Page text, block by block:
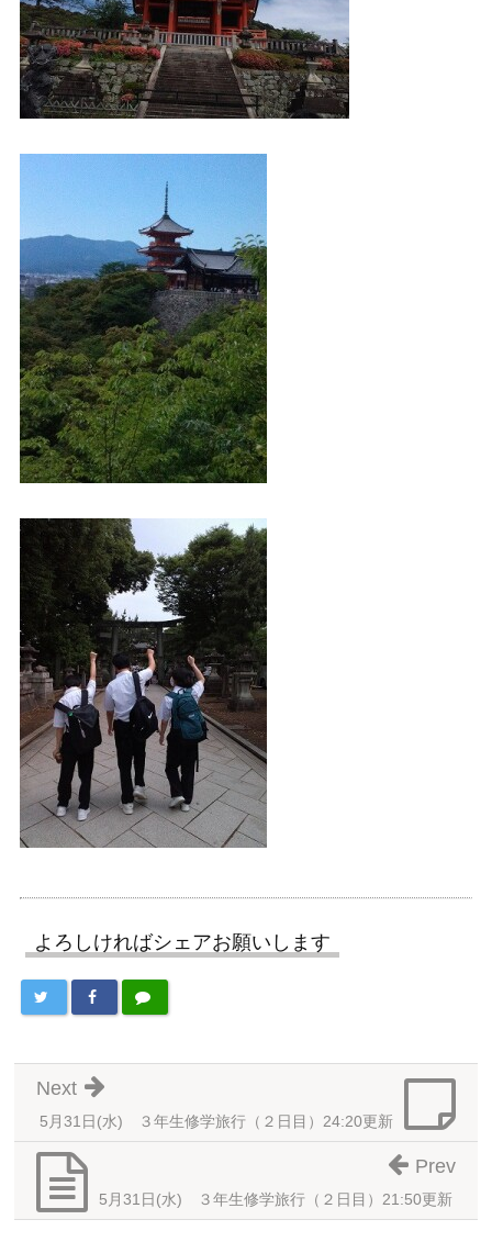
よろしければシェアお願いします
5月31日(水) ３年生修学旅行（２日目）24:20更新
Next
5月31日(水) ３年生修学旅行（２日目）21:50更新
Prev